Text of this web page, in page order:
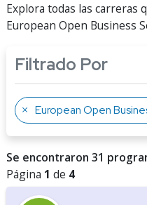
Explora todas las carreras
European Open Business
Filtrado Por
European Open
Se encontraron 31
Página 1 de 4